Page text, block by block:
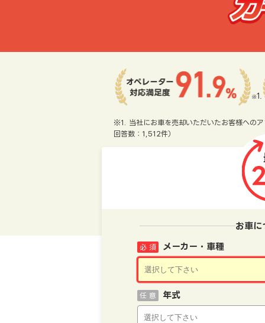
※1. 当社にお車を売却いただいたお客様への
回答数：1,512件）
お車に
メーカー・車種
必 須
年式
任 意